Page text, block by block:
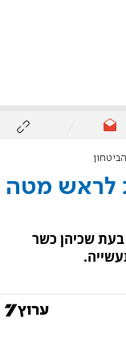
לראש מטה
בנט בעת שכיהן כשר